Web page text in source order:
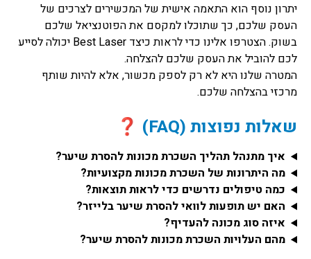
יתרון נוסף הוא התאמה אישית של המכשירים לצרכים של
העסק שלכם, כך שתוכלו למקסם את הפוטנציאל שלכם
בשוק. הצטרפו אלינו כדי לראות כיצד Best Laser יכולה לסייע
לכם להוביל את העסק שלכם להצלחה.
המטרה שלנו היא לא רק לספק מכשור, אלא להיות שותף
מרכזי בהצלחה שלכם.
שאלות נפוצות (FAQ) ❓
איך מתנהל תהליך השכרת מכונות להסרת שיער?
מה היתרונות של השכרת מכונות מקצועיות?
כמה טיפולים נדרשים כדי לראות תוצאות?
האם יש תופעות לוואי להסרת שיער בלייזר?
איזה סוג מכונה להעדיף?
מהם העלויות השכרת מכונות להסרת שיער?